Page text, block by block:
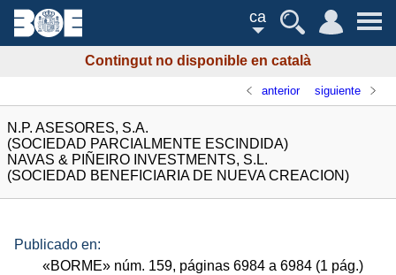
ca
Contingut no disponible en català
anterior siguiente
N.P. ASESORES, S.A.
(SOCIEDAD PARCIALMENTE ESCINDIDA)
NAVAS & PIÑEIRO INVESTMENTS, S.L.
(SOCIEDAD BENEFICIARIA DE NUEVA CREACION)
Publicado en:
«BORME» núm. 159, páginas 6984 a 6984 (1 pág.)